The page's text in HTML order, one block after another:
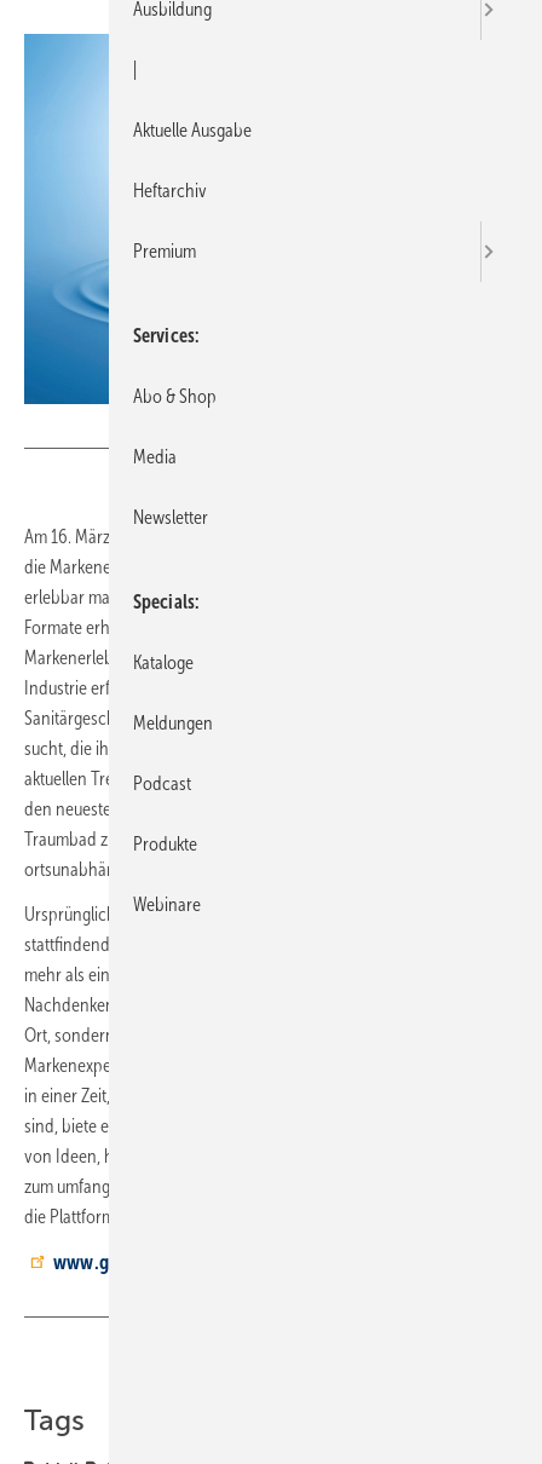
Am 16. März startet Lixil für seine Marke Grohe eine digitale Plattform,
die Markeneinblicke bietet und Produktneuheiten aus erster Hand
erlebbar machen soll: Grohe X. Über zielgruppengenaue Inhalte und
Formate erhalten Besucher die Möglichkeit, ein individuelles
Markenerlebnis zu gestalten. Egal, ob ein Fachpartner aus der
Industrie erfahren möchte, welche globalen Trends das
Sanitärgeschäft beeinflussen, ein Installateur nach Installationsvideos
sucht, die ihm die tägliche Arbeit erleichtern, ein Architekt sich von
aktuellen Trends inspirieren lassen möchte oder Konsumenten nach
den neuesten Produktinnovationen Ausschau halten, um ihr
Traumbad zu verwirklichen: „Grohe X“ ermöglicht es zeit- und
ortsunabhängig.
Ursprünglich war die Plattform als Alternative zur alle zwei Jahre
stattfindenden Fachmesse ISH initiiert worden. Heute ist das Konzept
mehr als ein Messe-Ersatz: Die digitale Plattform vereint nicht nur zum
Nachdenken anregende und unterhaltsame Geschichten an einem
Ort, sondern bringt dank direktem, unkompliziertem Austausch mit
Markenexperten die Welt wieder ein Stück näher zusammen. Gerade
in einer Zeit, in der die Möglichkeiten für persönliche Treffen limitiert
sind, biete es die Umgebung für Zusammenarbeit und den Austausch
von ­Ideen, heißt es in einer Mitteilung des Unternehmens. Zusätzlich
zum umfangreichen, frei verfügbaren redaktionellen Angebot startet
die Plattform am 16. März mit verschiedenen Veranstaltungsformaten.
www.grohe-x.com
Tags
Ausbildung
Aktuelle Ausgabe
Heftarchiv
Premium
Services
Abo & Shop
Media
Newsletter
Specials
Kataloge
Meldungen
Podcast
Produkte
Webinare